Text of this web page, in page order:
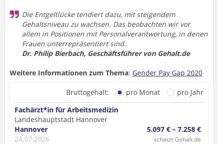
Die Entgeltlücke tendiert dazu, mit steigendem
Gehaltsniveau zu wachsen. Das beobachten wir vor
allem in Positionen mit Personalverantwortung, in denen
Frauen unterrepräsentiert sind.
Dr. Philip Bierbach, Geschäftsführer von Gehalt.de
Weitere Informationen zum Thema: Gender Pay Gap 2020
Bruttogehalt: pro Monat
pro Jahr
Fachärzt*in für Arbeitsmedizin
Landeshauptstadt Hannover
Hannover
24.07.2026
5.097 € – 7.258 €
schätzt Gehalt.de